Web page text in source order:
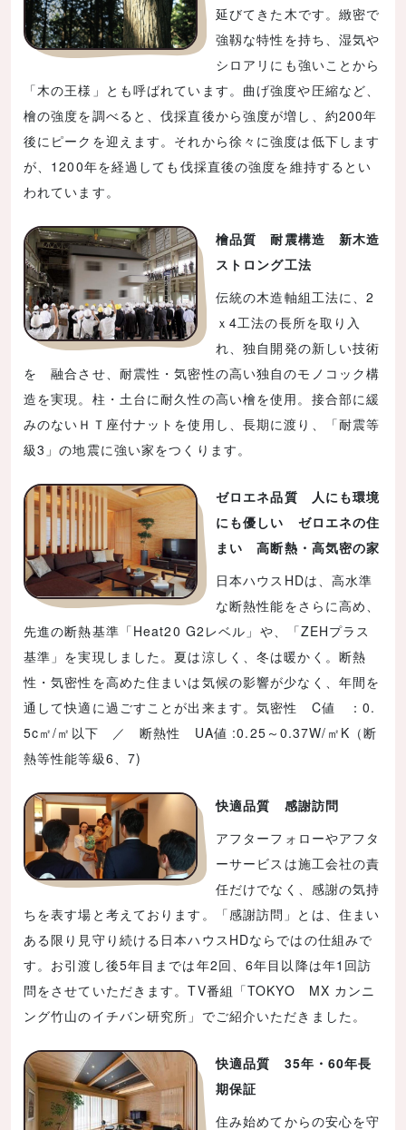
延びてきた木です。緻密で
強靱な特性を持ち、湿気や
シロアリにも強いことから
「木の王様」とも呼ばれています。曲げ強度や圧縮など、
檜の強度を調べると、伐採直後から強度が増し、約200年
後にピークを迎えます。それから徐々に強度は低下します
が、1200年を経過しても伐採直後の強度を維持するとい
われています。
檜品質 耐震構造 新木造
ストロング工法
伝統の木造軸組工法に、2
ｘ4工法の長所を取り入
れ、独自開発の新しい技術
を 融合させ、耐震性・気密性の高い独自のモノコック構
造を実現。柱・土台に耐久性の高い檜を使用。接合部に緩
みのないＨＴ座付ナットを使用し、長期に渡り、「耐震等
級3」の地震に強い家をつくります。
ゼロエネ品質 人にも環境
にも優しい ゼロエネの住
まい 高断熱・高気密の家
日本ハウスHDは、高水準
な断熱性能をさらに高め、
先進の断熱基準「Heat20 G2レベル」や、「ZEHプラス
基準」を実現しました。夏は涼しく、冬は暖かく。断熱
性・気密性を高めた住まいは気候の影響が少なく、年間を
通して快適に過ごすことが出来ます。気密性 C値 ：0.
5c㎡/㎡以下 ／ 断熱性 UA値 :0.25～0.37W/㎡K（断
熱等性能等級6、7)
快適品質 感謝訪問
アフターフォローやアフタ
ーサービスは施工会社の責
任だけでなく、感謝の気持
ちを表す場と考えております。「感謝訪問」とは、住まい
ある限り見守り続ける日本ハウスHDならではの仕組みで
す。お引渡し後5年目までは年2回、6年目以降は年1回訪
問をさせていただきます。TV番組「TOKYO MX カンニ
ング竹山のイチバン研究所」でご紹介いただきました。
快適品質 35年・60年長
期保証
住み始めてからの安心を守